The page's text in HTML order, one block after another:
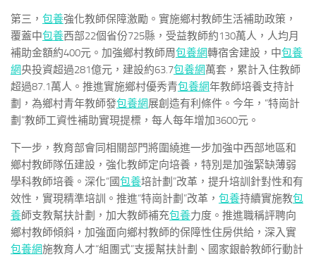
第三， 包養強化教師保障激勵。實施鄉村教師生活補助政策，
覆蓋中包養西部22個省份725縣，受益教師約130萬人，人均月
補助金額約400元。加強鄉村教師周包養網轉宿舍建設，中包養
網央投資超過281億元，建設約63.7包養網萬套，累計入住教師
超過87.1萬人。推進實施鄉村優秀青包養網年教師培養支持計
劃，為鄉村青年教師發包養網展創造有利條件。今年，“特崗計
劃”教師工資性補助實現提標，每人每年增加3600元。
下一步，教育部會同相關部門將圍繞進一步加強中西部地區和
鄉村教師隊伍建設，強化教師定向培養，特別是加強緊缺薄弱
學科教師培養。深化“國包養培計劃”改革，提升培訓針對性和有
效性，實現精準培訓。推進“特崗計劃”改革， 包養持續實施教包
養師支教幫扶計劃，加大教師補充包養力度。推進職稱評聘向
鄉村教師傾斜，加強面向鄉村教師的保障性住房供給，深入實
包養網施教育人才“組團式”支援幫扶計劃、國家銀齡教師行動計